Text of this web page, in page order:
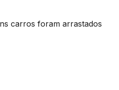
carros foram arrastados